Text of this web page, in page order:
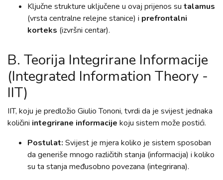
Ključne strukture uključene u ovaj prijenos su talamus
(vrsta centralne relejne stanice) i prefrontalni
korteks (izvršni centar).
B. Teorija Integrirane Informacije
(Integrated Information Theory -
IIT)
IIT, koju je predložio Giulio Tononi, tvrdi da je svijest jednaka
količini integrirane informacije koju sistem može postići.
Postulat: Svijest je mjera koliko je sistem sposoban
da generiše mnogo različitih stanja (informacija) i koliko
su ta stanja međusobno povezana (integrirana).